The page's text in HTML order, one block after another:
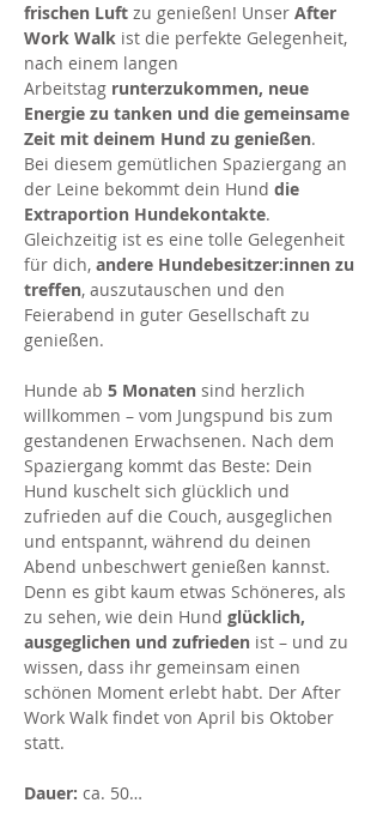
frischen Luft zu genießen! Unser After
Work Walk ist die perfekte Gelegenheit,
nach einem langen
Arbeitstag runterzukommen, neue
Energie zu tanken und die gemeinsame
Zeit mit deinem Hund zu genießen.
Bei diesem gemütlichen Spaziergang an
der Leine bekommt dein Hund die
Extraportion Hundekontakte.
Gleichzeitig ist es eine tolle Gelegenheit
für dich, andere Hundebesitzer:innen zu
treffen, auszutauschen und den
Feierabend in guter Gesellschaft zu
genießen.
Hunde ab 5 Monaten sind herzlich
willkommen – vom Jungspund bis zum
gestandenen Erwachsenen. Nach dem
Spaziergang kommt das Beste: Dein
Hund kuschelt sich glücklich und
zufrieden auf die Couch, ausgeglichen
und entspannt, während du deinen
Abend unbeschwert genießen kannst.
Denn es gibt kaum etwas Schöneres, als
zu sehen, wie dein Hund glücklich,
ausgeglichen und zufrieden ist – und zu
wissen, dass ihr gemeinsam einen
schönen Moment erlebt habt. Der After
Work Walk findet von April bis Oktober
statt.
Dauer: ca. 50…